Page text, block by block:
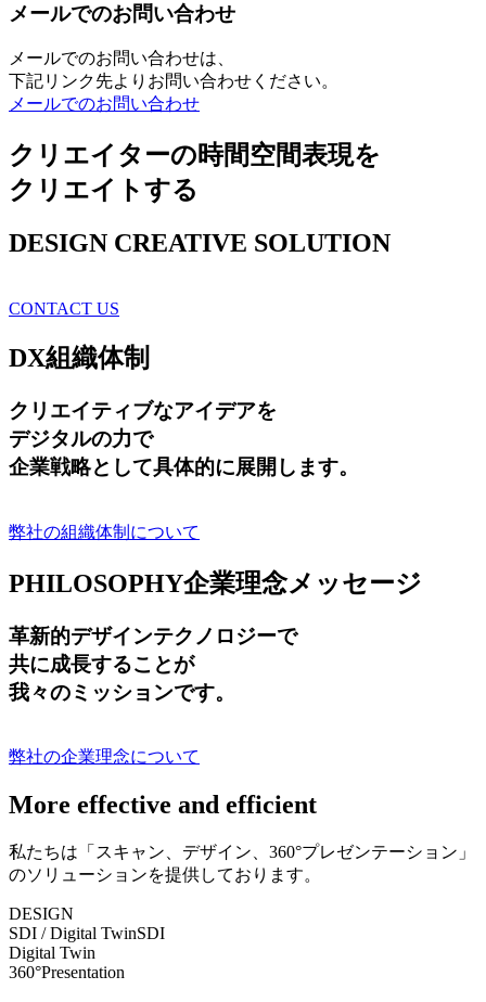
メールでのお問い合わせ
メールでのお問い合わせは、
下記リンク先よりお問い合わせください。
メールでのお問い合わせ
クリエイターの時間空間表現を
クリエイトする
DESIGN CREATIVE SOLUTION
CONTACT US
DX組織体制
クリエイティブなアイデアを
デジタルの力で
企業戦略として具体的に展開します。
弊社の組織体制について
PHILOSOPHY企業理念メッセージ
革新的デザインテクノロジーで
共に成長することが
我々のミッションです。
弊社の企業理念について
More effective and efficient
私たちは「スキャン、デザイン、360°プレゼンテーション」
のソリューションを提供しております。
DESIGN
SDI / Digital TwinSDI
Digital Twin
360°Presentation